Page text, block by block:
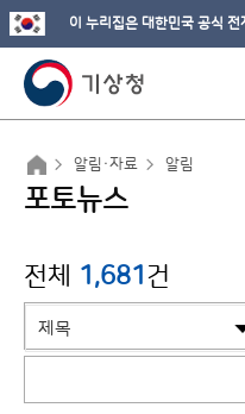
이 누리집은 대한민국 공식
알림·자료 알림
포토뉴스
전체 1,681건